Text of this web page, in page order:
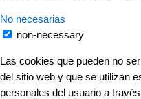
No necesarias
non-necessary
Las cookies que pueden no
del sitio web y que se utilizan
personales del usuario a